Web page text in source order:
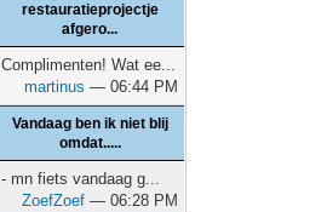
restauratieprojectje
afgero...
Complimenten! Wat ee...
martinus — 06:44 PM
Vandaag ben ik niet blij
omdat.....
- mn fiets vandaag g...
ZoefZoef — 06:28 PM